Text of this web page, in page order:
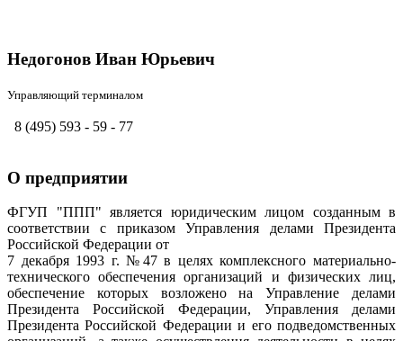
Недогонов Иван Юрьевич
Управляющий терминалом
8 (495) 593 - 59 - 77
О предприятии
ФГУП "ППП" является юридическим лицом созданным в
соответствии с приказом Управления делами Президента
Российской Федерации от
7 декабря 1993 г. №47 в целях комплексного материально-
технического обеспечения организаций и физических лиц,
обеспечение которых возложено на Управление делами
Президента Российской Федерации, Управления делами
Президента Российской Федерации и его подведомственных